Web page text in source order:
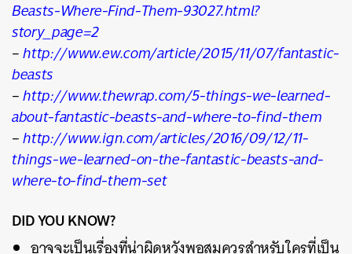
Beasts-Where-Find-Them-93027.html?
story_page=2
–http://www.ew.com/article/2015/11/07/fantastic-
beasts
–http://www.thewrap.com/5-things-we-learned-
about-fantastic-beasts-and-where-to-find-them
–http://www.ign.com/articles/2016/09/12/11-
things-we-learned-on-the-fantastic-beasts-and-
where-to-find-them-set
DID YOU KNOW?
อาจจะเป็นเรื่องที่น่าผิดหวังพอสมควรสำหรับใครที่เป็น